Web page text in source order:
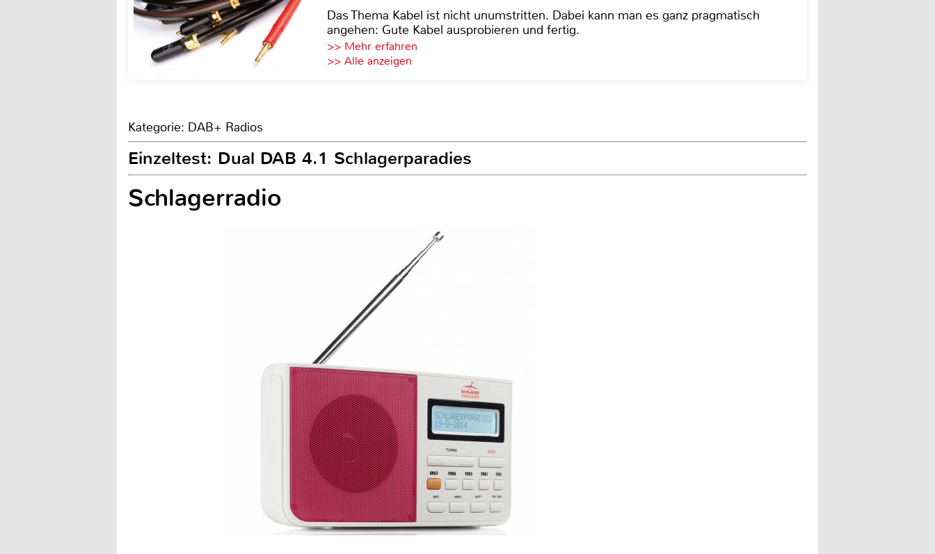
Das Thema Kabel ist nicht unumstritten. Dabei kann man es ganz pragmatisch
angehen: Gute Kabel ausprobieren und fertig.
>> Mehr erfahren
>> Alle anzeigen
Kategorie: DAB+ Radios
Einzeltest: Dual DAB 4.1 Schlagerparadies
Schlagerradio